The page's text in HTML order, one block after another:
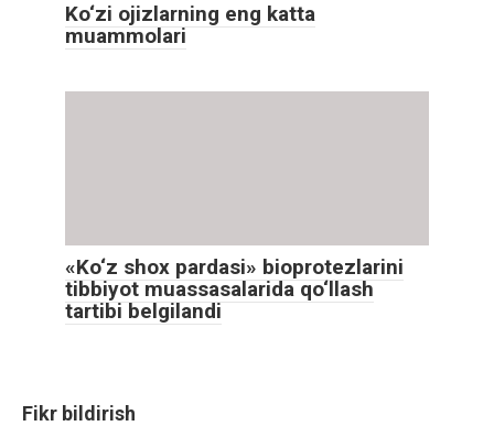
Ko‘zi ojizlarning eng katta
muammolari
«Ko‘z shox pardasi» bioprotezlarini
tibbiyot muassasalarida qo‘llash
tartibi belgilandi
Fikr bildirish